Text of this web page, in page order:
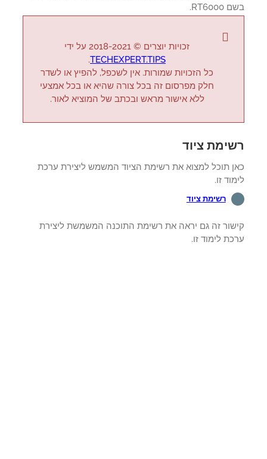
זכויות יוצרים © 2018-2021 על ידי
TECHEXPERT.TIPS
.
כל הזכויות שמורות. אין לשכפל, להפיץ או לשדר
חלק מפרסום זה בכל צורה שהיא או בכל אמצעי
ללא אישור מראש ובכתב של המוציא לאור.
ציוד
תוכל למצוא את רשימת הציוד המשמש ליצירת ערכת
רשימת ציוד
זה גם יראה את רשימת התוכנה המשמשת ליצירת
לימוד זו.